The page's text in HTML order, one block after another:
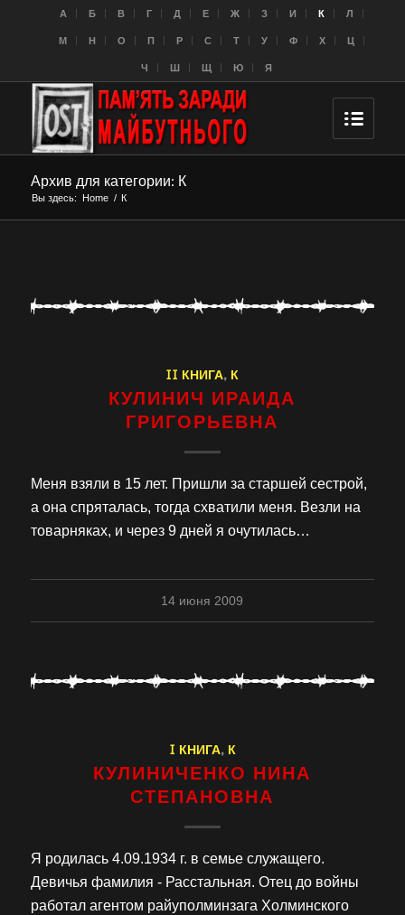
A Б В Г Д Е Ж З И К Л
M Н О П Р С Т У Ф Х Ц
Ч Ш Щ Ю Я
Архив для категории: К
Вы здесь: Home / К
II КНИГА, К
КУЛИНИЧ ИРАИДА
ГРИГОРЬЕВНА
Меня взяли в 15 лет. Пришли за старшей сестрой,
а она спряталась, тогда схватили меня. Везли на
товарняках, и через 9 дней я очутилась…
14 июня 2009
I КНИГА, К
КУЛИНИЧЕНКО НИНА
СТЕПАНОВНА
Я родилась 4.09.1934 г. в семье служащего.
Девичья фамилия - Расстальная. Отец до войны
работал агентом райуполминзага Холминского